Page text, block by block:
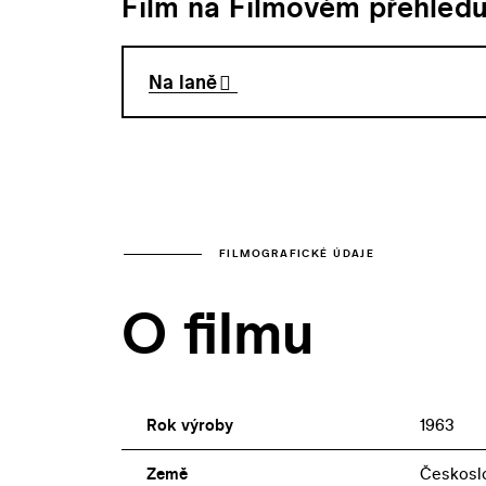
Na laně
FILMOGRAFICKÉ ÚDAJE
O filmu
Rok výroby 1963
Země